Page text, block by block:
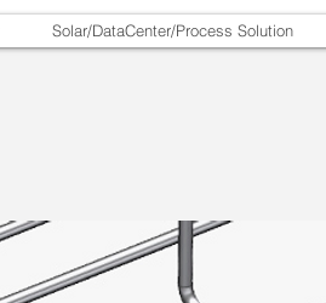
Solar/DataCenter/Process Solution